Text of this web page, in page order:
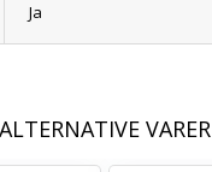
Ja
ALTERNATIVE VARER